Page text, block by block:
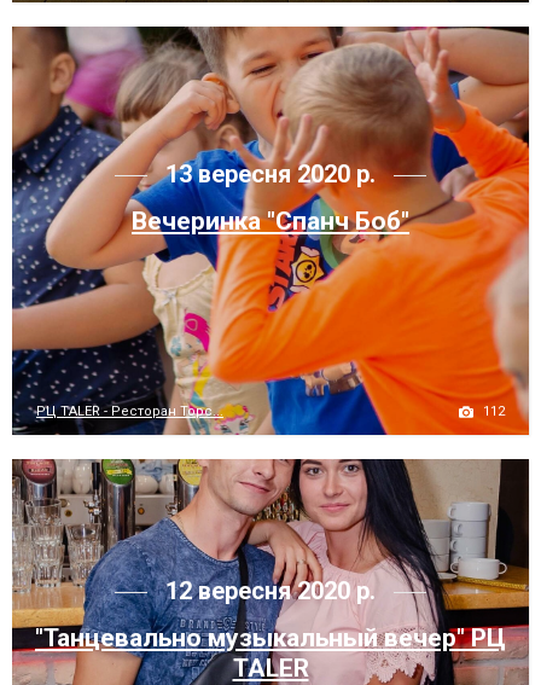
13 вересня 2020 р.
Вечеринка "Спанч Боб"
РЦ TALER - Ресторан Торс... 112
12 вересня 2020 р.
"Танцевально музыкальный вечер" РЦ
TALER